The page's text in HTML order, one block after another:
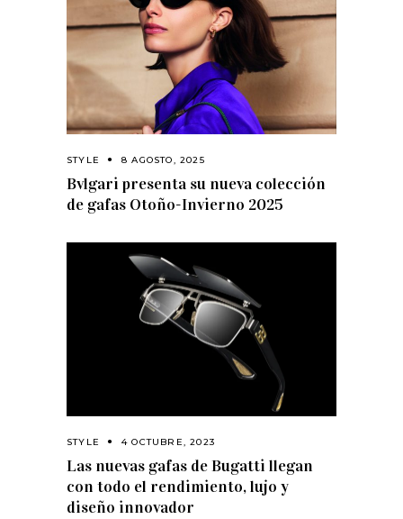
STYLE 8 AGOSTO, 2025
Bvlgari presenta su nueva colección
de gafas Otoño-Invierno 2025
STYLE 4 OCTUBRE, 2023
Las nuevas gafas de Bugatti llegan
con todo el rendimiento, lujo y
diseño innovador